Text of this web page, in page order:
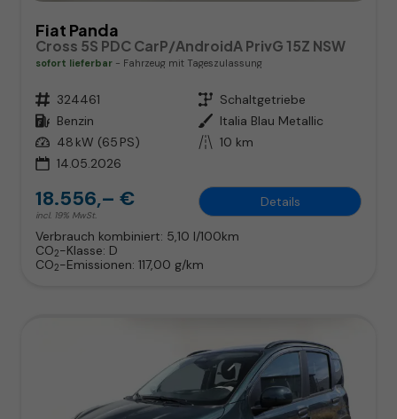
Fiat Panda
Cross 5S PDC CarP/AndroidA PrivG 15Z NSW
sofort lieferbar Fahrzeug mit Tageszulassung
Fahrzeugnr. 324461 Getriebe Schaltgetriebe
Kraftstoff Benzin Außenfarbe Italia Blau Metallic
Leistung 48 kW (65 PS) Kilometerstand 10 km
14.05.2026
18.556,– €
incl. 19% MwSt.
Details
Verbrauch kombiniert: 5,10 l/100km
CO2-Klasse: D
CO2-Emissionen: 117,00 g/km